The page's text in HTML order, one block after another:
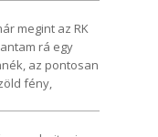
megint az RK
rá egy
az pontosan
fény,